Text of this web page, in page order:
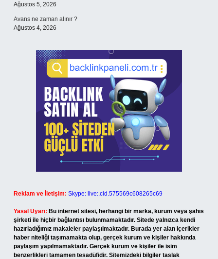
Ağustos 5, 2026
Avans ne zaman alınır ?
Ağustos 4, 2026
Reklam ve İletişim: Skype: live:.cid.575569c608265c69
Yasal Uyarı: Bu internet sitesi, herhangi bir marka, kurum veya şahıs
şirketi ile hiçbir bağlantısı bulunmamaktadır. Sitede yalnızca kendi
hazırladığımız makaleler paylaşılmaktadır. Burada yer alan içerikler
haber niteliği taşımamakta olup, gerçek kurum ve kişiler hakkında
paylaşım yapılmamaktadır. Gerçek kurum ve kişiler ile isim
benzerlikleri tamamen tesadüfidir. Sitemizdeki bilgiler taslak